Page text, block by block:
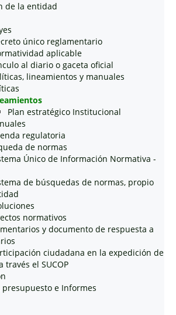
de la entidad
único reglamentario
aplicable
al diario o gaceta oficial
lineamientos y manuales
Plan estratégico Institucional
regulatoria
de normas
Único de Información Normativa -
de búsquedas de normas, propio
normativos
y documento de respuesta a
ciudadana en la expedición de
través el SUCOP
presupuesto e Informes